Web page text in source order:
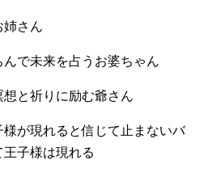
姉さん
んで未来を占うお婆ちゃん
想と祈りに励む爺さん
様が現れると信じて止まないバ
子様は現れる